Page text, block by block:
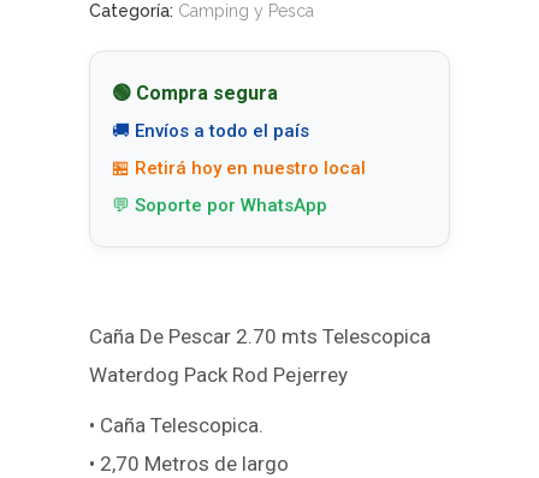
Categoría: Camping y Pesca
🟢 Compra segura
🚚 Envíos a todo el país
🏪 Retirá hoy en nuestro local
💬 Soporte por WhatsApp
Caña De Pescar 2.70 mts Telescopica
Waterdog Pack Rod Pejerrey
• Caña Telescopica.
• 2,70 Metros de largo